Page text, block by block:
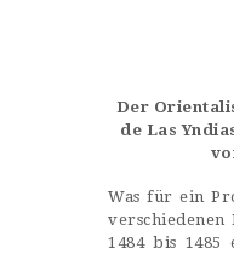
Castillo
Der
de Las
Was für ein
verschiedenen
1484 bis